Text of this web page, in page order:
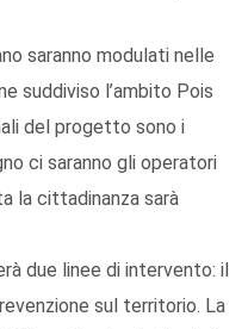
saranno modulati nelle
suddiviso l’ambito Pois
del progetto sono i
ci saranno gli operatori
la cittadinanza sarà
due linee di intervento: il
sul territorio. La